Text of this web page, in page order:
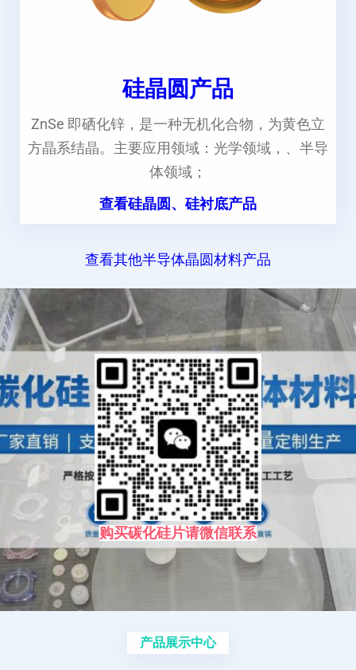
硅晶圆产品
ZnSe 即硒化锌，是一种无机化合物，为黄色立
方晶系结晶。主要应用领域：光学领域，、半导
体领域；
查看硅晶圆、硅衬底产品
查看其他半导体晶圆材料产品
购买碳化硅片请微信联系
产品展示中心